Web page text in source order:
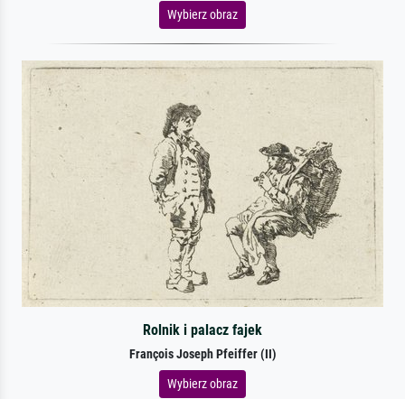
Wybierz obraz
Rolnik i palacz fajek
François Joseph Pfeiffer (II)
Wybierz obraz